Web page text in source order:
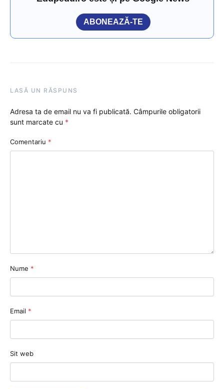
ABONEAZĂ-TE
LASĂ UN RĂSPUNS
Adresa ta de email nu va fi publicată. Câmpurile obligatorii
sunt marcate cu *
Comentariu *
Nume *
Email *
Sit web